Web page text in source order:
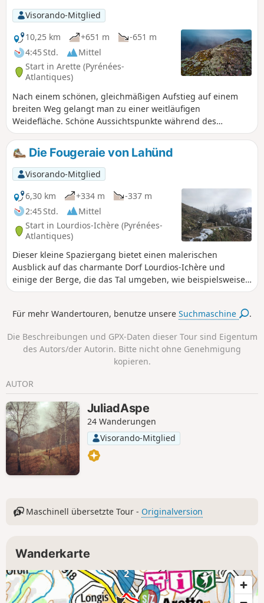
Markierungen helfen Ihnen, den Weg
zu finden.
Visorando-Mitglied
10,25 km
+651 m
-651 m
4:45 Std.
Mittel
Start in Arette (Pyrénées-
Atlantiques)
Nach einem schönen, gleichmäßigen Aufstieg auf einem
breiten Weg gelangt man zu einer weitläufigen
Weidefläche. Schöne Aussichtspunkte während des
gesamten Aufstiegs und dann ein weitreichendes
Panorama von dort oben. Eine geologische Besonderheit:
große Blöcke aus rosa Puddingstein auf dem Gipfel.
Die Fougeraie von Lahünd
Visorando-Mitglied
6,30 km
+334 m
-337 m
2:45 Std.
Mittel
Start in Lourdios-Ichère (Pyrénées-
Atlantiques)
Dieser kleine Spaziergang bietet einen malerischen
Ausblick auf das charmante Dorf Lourdios-Ichère und
einige der Berge, die das Tal umgeben, wie beispielsweise
den Layens oder den Biscacou. Dort werden Sie sicherlich
Für mehr Wandertouren, benutze unsereSuchmaschine .
Die Beschreibungen und GPX-Daten dieser Tour sind Eigentum
des Autors/der Autorin. Bitte nicht ohne Genehmigung
kopieren.
AUTOR
JuliadAspe
24 Wanderungen
Visorando-Mitglied
Maschinell übersetzte Tour - Originalversion
Wanderkarte
1
2